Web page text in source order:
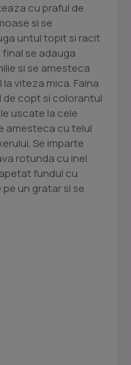
cu praful de
si se
untul topit si racit
final se adauga
si se amesteca
viteza mica. Faina
copt si colorantul
uscate la cele
amesteca cu telul
Se imparte
rotunda cu inel
fundul cu
un gratar si se